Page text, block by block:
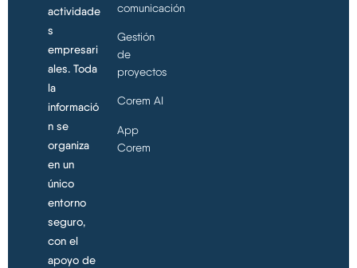
actividade
s
empresari
ales. Toda
la
informació
n se
organiza
en un
único
entorno
seguro,
con el
apoyo de
comunicación
Gestión
de
proyectos
Corem AI
App
Corem